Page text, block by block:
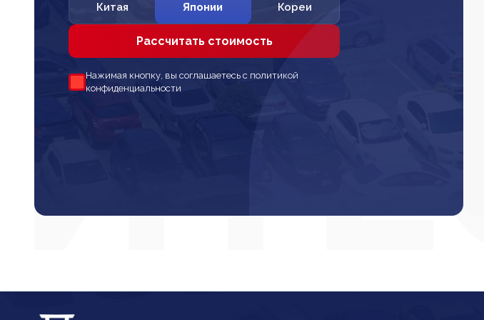
Китая Японии Кореи
Рассчитать стоимость
Нажимая кнопку, вы соглашаетесь с политикой
конфиденциальности